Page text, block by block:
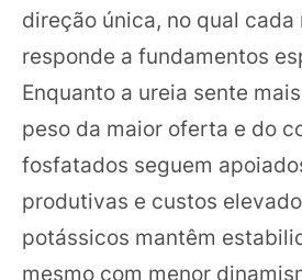
direção única, no qual cada
responde a fundamentos
Enquanto a ureia sente
peso da maior oferta e do
fosfatados seguem
produtivas e custos
potássicos mantêm
mesmo com menor